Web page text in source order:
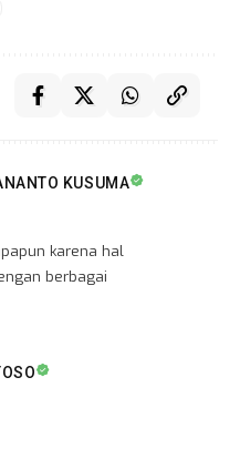
KUSUMA
karena hal
berbagai